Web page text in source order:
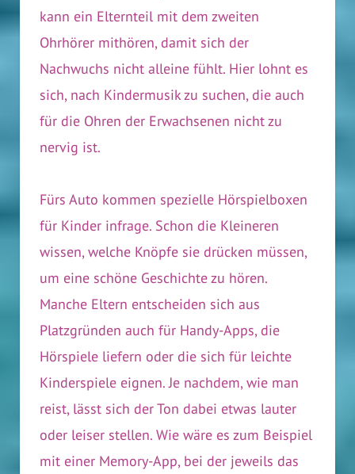
kann ein Elternteil mit dem zweiten
Ohrhörer mithören, damit sich der
Nachwuchs nicht alleine fühlt. Hier lohnt es
sich, nach Kindermusik zu suchen, die auch
für die Ohren der Erwachsenen nicht zu
nervig ist.
Fürs Auto kommen spezielle Hörspielboxen
für Kinder infrage. Schon die Kleineren
wissen, welche Knöpfe sie drücken müssen,
um eine schöne Geschichte zu hören.
Manche Eltern entscheiden sich aus
Platzgründen auch für Handy-Apps, die
Hörspiele liefern oder die sich für leichte
Kinderspiele eignen. Je nachdem, wie man
reist, lässt sich der Ton dabei etwas lauter
oder leiser stellen. Wie wäre es zum Beispiel
mit einer Memory-App, bei der jeweils das